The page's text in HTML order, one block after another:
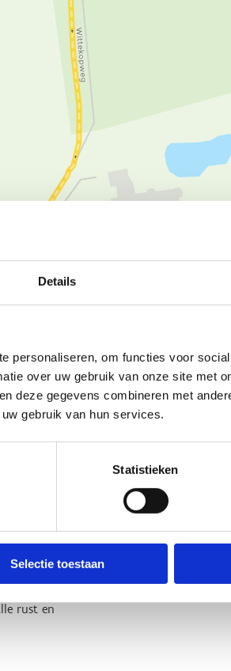
Details
personaliseren, om functies voor
over uw gebruik van onze site met
deze gegevens combineren met
gebruik van hun services.
Statistieken
Selectie toestaan
start van
97,
lus
5,5
de zeer
rust en